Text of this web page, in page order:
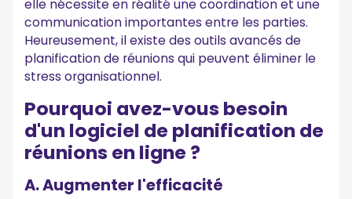
B. Intégration avec les principaux outils de vidéoconférence
C. Capacité à connecter plusieurs calendriers
D. Rappels automatisés et suivi
E. Rapport qualité-prix
cette année
1. Google Calendar
2. Calendly
3. Morgen
5. YouCanBook.me
elle nécessite en réalité une coordination et une
communication importantes entre les parties.
Heureusement, il existe des outils avancés de
planification de réunions qui peuvent éliminer le
stress organisationnel.
Pourquoi avez-vous besoin
d'un logiciel de planification de
réunions en ligne ?
A. Augmenter l'efficacité